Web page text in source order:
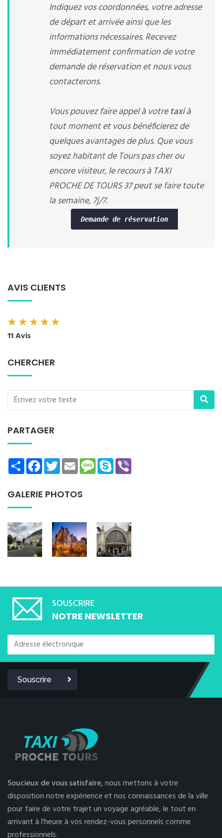
Indiquez vos coordonnées, votre adresse
de départ et arrivée ainsi que les
informations nécessaires. Recevez
immédiatement confirmation de votre
demande de réservation et nous vous
contacterons.
Vous pouvez faire appel à votretaxià
tout moment et vous bénéficierez de
quelques avantages de plus. Que vous
soyez habitant de Tours pas cher ou
encore visiteur, le recours à TAXI
PROCHE DE TOURS 37 peut se faire toute
la semaine, 7j/7.
Demande de réservation
AVIS CLIENTS
★★★★★
11 Avis
CHERCHER
PARTAGER
ShareFacebookTwitterEmailMessage
Skype
GALERIE PHOTOS
SOUSCRIRE
NOTRE NEWSLETTER
Souscrire
Soucieux de vous satisfaire,nous mettons à votre
disposition notre expérience et nos connaissances de la ville
pour faire de votre trajet un voyage agréable, le tout en
arrivant à l’heure à vos rendez-vous personnels comme
professionnels.